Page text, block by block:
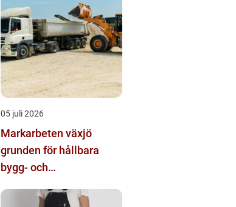
05 juli 2026
Markarbeten växjö
grunden för hållbara
bygg- och